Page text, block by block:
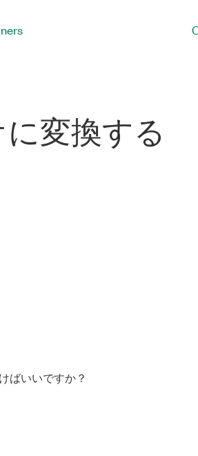
変換する
ばいいですか？